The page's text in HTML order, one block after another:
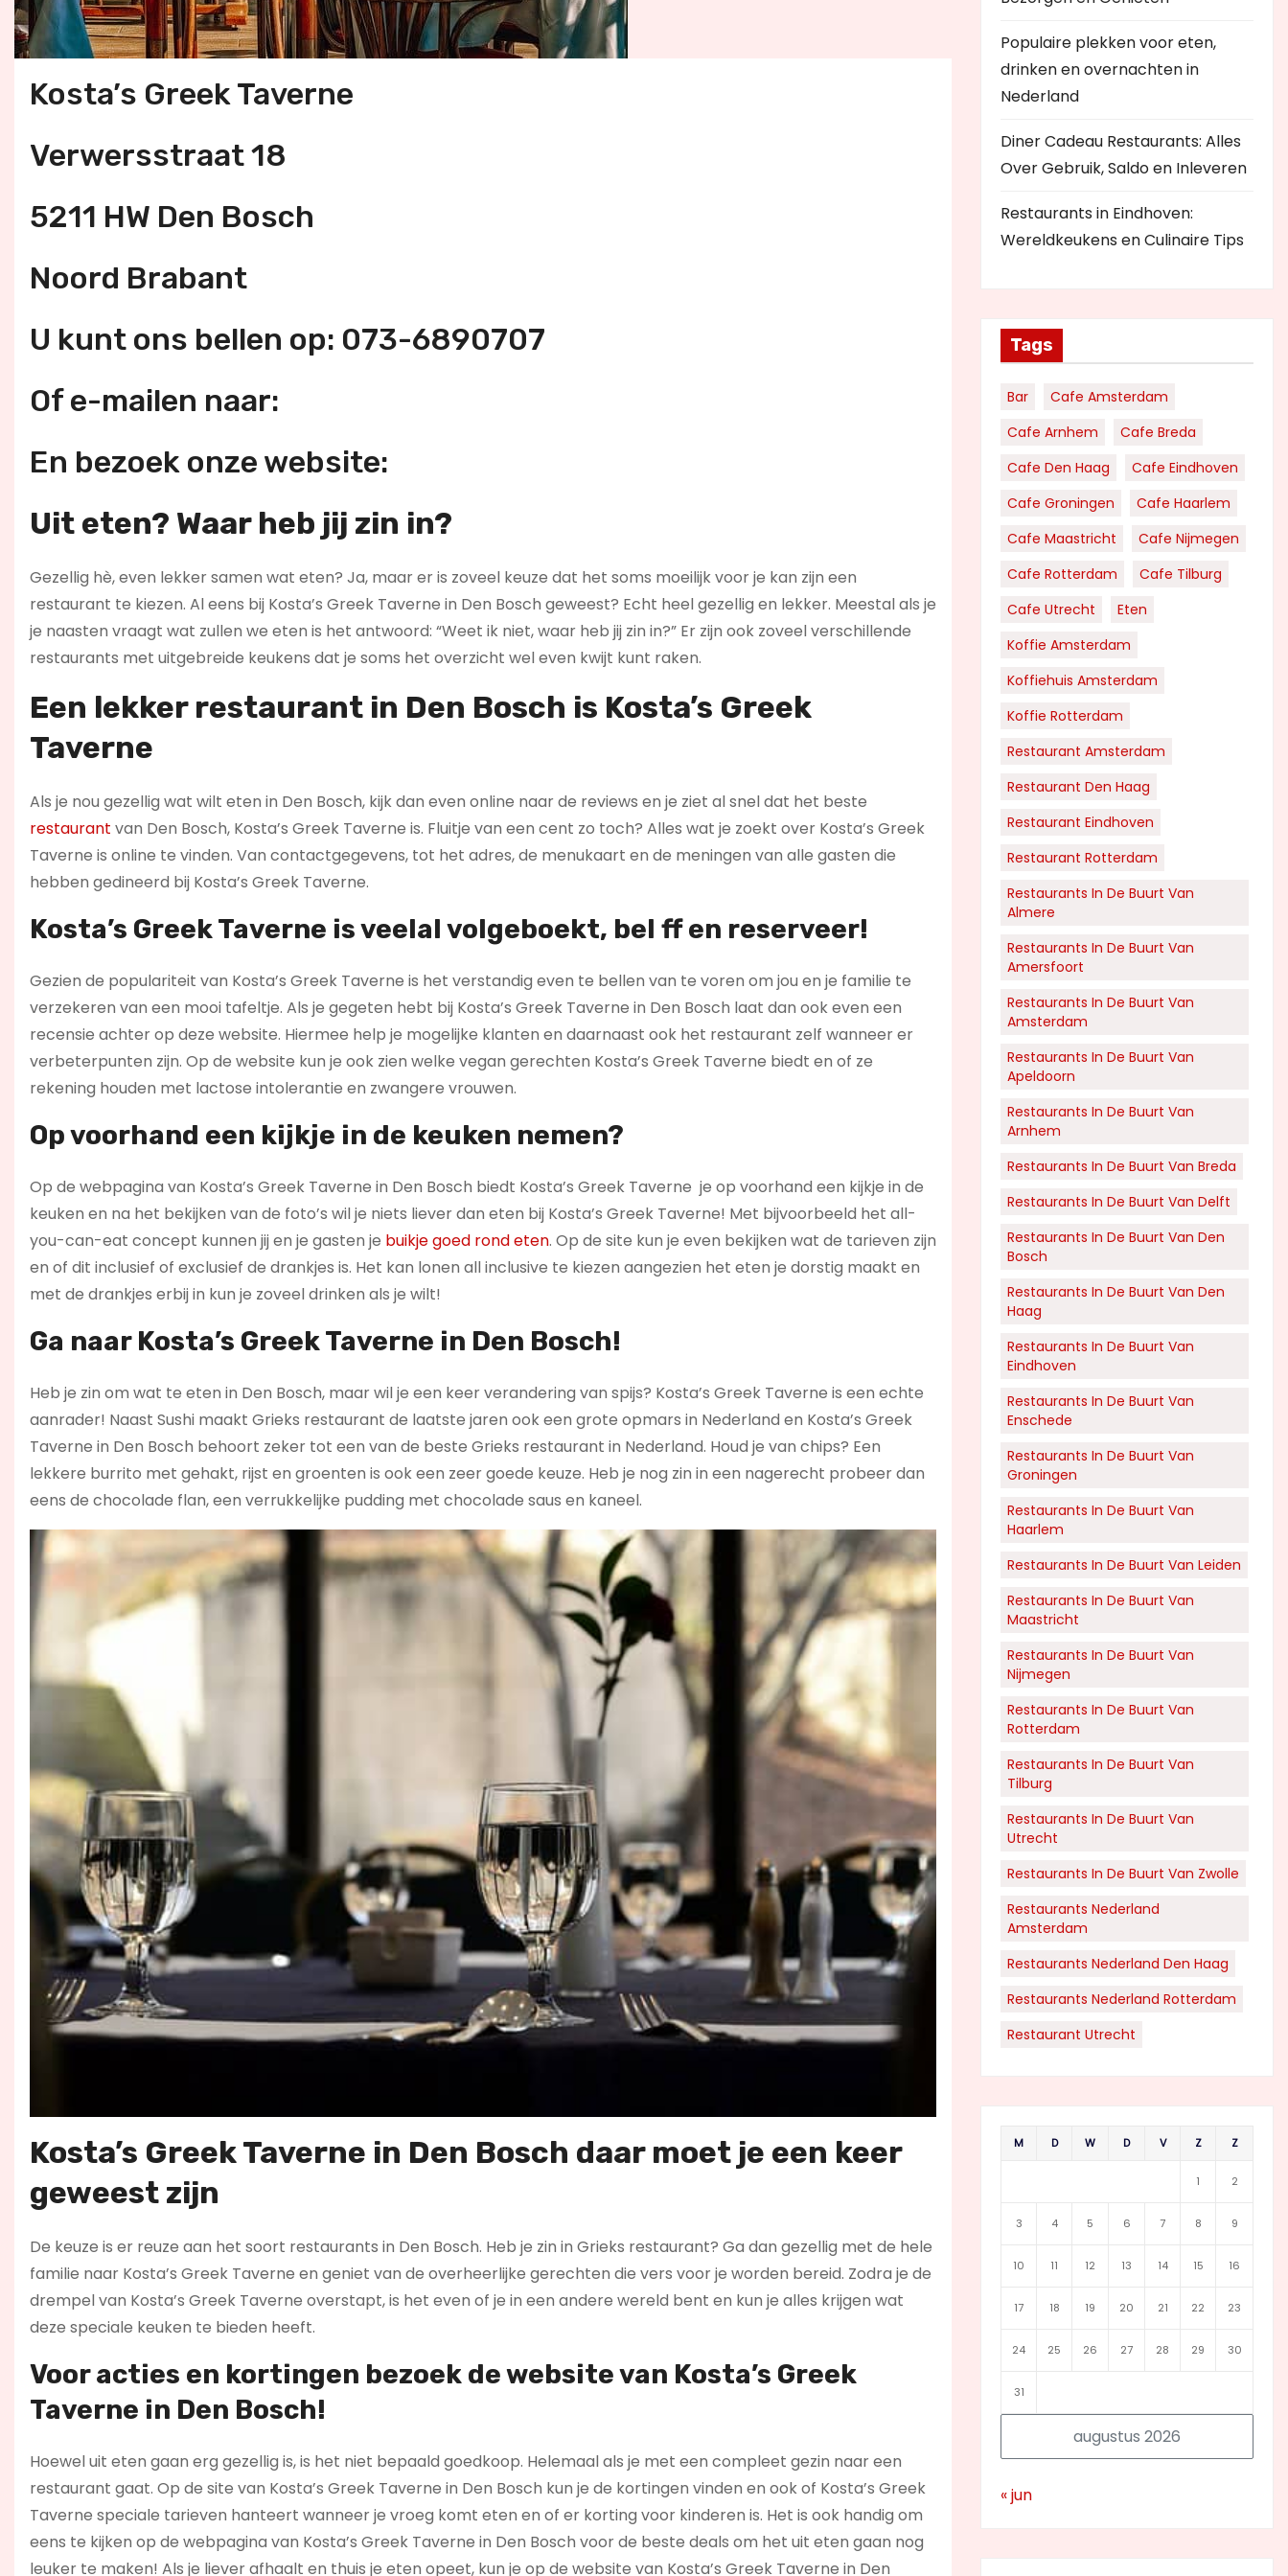
Kosta’s Greek Taverne
Verwersstraat 18
5211 HW Den Bosch
Noord Brabant
U kunt ons bellen op: 073-6890707
Of e-mailen naar:
En bezoek onze website:
Uit eten? Waar heb jij zin in?
Gezellig hè, even lekker samen wat eten? Ja, maar er is zoveel keuze dat het soms moeilijk voor je kan zijn een
restaurant te kiezen. Al eens bij Kosta’s Greek Taverne in Den Bosch geweest? Echt heel gezellig en lekker. Meestal als je
je naasten vraagt wat zullen we eten is het antwoord: “Weet ik niet, waar heb jij zin in?” Er zijn ook zoveel verschillende
restaurants met uitgebreide keukens dat je soms het overzicht wel even kwijt kunt raken.
Een lekker restaurant in Den Bosch is Kosta’s Greek
Taverne
Als je nou gezellig wat wilt eten in Den Bosch, kijk dan even online naar de reviews en je ziet al snel dat het beste
restaurant van Den Bosch, Kosta’s Greek Taverne is. Fluitje van een cent zo toch? Alles wat je zoekt over Kosta’s Greek
Taverne is online te vinden. Van contactgegevens, tot het adres, de menukaart en de meningen van alle gasten die
hebben gedineerd bij Kosta’s Greek Taverne.
Kosta’s Greek Taverne is veelal volgeboekt, bel ff en reserveer!
Gezien de populariteit van Kosta’s Greek Taverne is het verstandig even te bellen van te voren om jou en je familie te
verzekeren van een mooi tafeltje. Als je gegeten hebt bij Kosta’s Greek Taverne in Den Bosch laat dan ook even een
recensie achter op deze website. Hiermee help je mogelijke klanten en daarnaast ook het restaurant zelf wanneer er
verbeterpunten zijn. Op de website kun je ook zien welke vegan gerechten Kosta’s Greek Taverne biedt en of ze
rekening houden met lactose intolerantie en zwangere vrouwen.
Op voorhand een kijkje in de keuken nemen?
Op de webpagina van Kosta’s Greek Taverne in Den Bosch biedt Kosta’s Greek Taverne je op voorhand een kijkje in de
keuken en na het bekijken van de foto’s wil je niets liever dan eten bij Kosta’s Greek Taverne! Met bijvoorbeeld het all-
you-can-eat concept kunnen jij en je gasten je buikje goed rond eten. Op de site kun je even bekijken wat de tarieven zijn
en of dit inclusief of exclusief de drankjes is. Het kan lonen all inclusive te kiezen aangezien het eten je dorstig maakt en
met de drankjes erbij in kun je zoveel drinken als je wilt!
Ga naar Kosta’s Greek Taverne in Den Bosch!
Heb je zin om wat te eten in Den Bosch, maar wil je een keer verandering van spijs? Kosta’s Greek Taverne is een echte
aanrader! Naast Sushi maakt Grieks restaurant de laatste jaren ook een grote opmars in Nederland en Kosta’s Greek
Taverne in Den Bosch behoort zeker tot een van de beste Grieks restaurant in Nederland. Houd je van chips? Een
lekkere burrito met gehakt, rijst en groenten is ook een zeer goede keuze. Heb je nog zin in een nagerecht probeer dan
eens de chocolade flan, een verrukkelijke pudding met chocolade saus en kaneel.
Kosta’s Greek Taverne in Den Bosch daar moet je een keer
geweest zijn
De keuze is er reuze aan het soort restaurants in Den Bosch. Heb je zin in Grieks restaurant? Ga dan gezellig met de hele
familie naar Kosta’s Greek Taverne en geniet van de overheerlijke gerechten die vers voor je worden bereid. Zodra je de
drempel van Kosta’s Greek Taverne overstapt, is het even of je in een andere wereld bent en kun je alles krijgen wat
deze speciale keuken te bieden heeft.
Voor acties en kortingen bezoek de website van Kosta’s Greek
Taverne in Den Bosch!
Hoewel uit eten gaan erg gezellig is, is het niet bepaald goedkoop. Helemaal als je met een compleet gezin naar een
restaurant gaat. Op de site van Kosta’s Greek Taverne in Den Bosch kun je de kortingen vinden en ook of Kosta’s Greek
Taverne speciale tarieven hanteert wanneer je vroeg komt eten en of er korting voor kinderen is. Het is ook handig om
eens te kijken op de webpagina van Kosta’s Greek Taverne in Den Bosch voor de beste deals om het uit eten gaan nog
leuker te maken! Als je liever afhaalt en thuis je eten opeet, kun je op de website van Kosta’s Greek Taverne in Den
Populaire plekken voor eten,
drinken en overnachten in
Nederland
Diner Cadeau Restaurants: Alles
Over Gebruik, Saldo en Inleveren
Restaurants in Eindhoven:
Wereldkeukens en Culinaire Tips
Tags
Bar
Cafe Amsterdam
Cafe Arnhem
Cafe Breda
Cafe Den Haag
Cafe Eindhoven
Cafe Groningen
Cafe Haarlem
Cafe Maastricht
Cafe Nijmegen
Cafe Rotterdam
Cafe Tilburg
Cafe Utrecht
Eten
Koffie Amsterdam
Koffiehuis Amsterdam
Koffie Rotterdam
Restaurant Amsterdam
Restaurant Den Haag
Restaurant Eindhoven
Restaurant Rotterdam
Restaurants In De Buurt Van
Almere
Restaurants In De Buurt Van
Amersfoort
Restaurants In De Buurt Van
Amsterdam
Restaurants In De Buurt Van
Apeldoorn
Restaurants In De Buurt Van
Arnhem
Restaurants In De Buurt Van Breda
Restaurants In De Buurt Van Delft
Restaurants In De Buurt Van Den
Bosch
Restaurants In De Buurt Van Den
Haag
Restaurants In De Buurt Van
Eindhoven
Restaurants In De Buurt Van
Enschede
Restaurants In De Buurt Van
Groningen
Restaurants In De Buurt Van
Haarlem
Restaurants In De Buurt Van Leiden
Restaurants In De Buurt Van
Maastricht
Restaurants In De Buurt Van
Nijmegen
Restaurants In De Buurt Van
Rotterdam
Restaurants In De Buurt Van
Tilburg
Restaurants In De Buurt Van
Utrecht
Restaurants In De Buurt Van Zwolle
Restaurants Nederland
Amsterdam
Restaurants Nederland Den Haag
Restaurants Nederland Rotterdam
Restaurant Utrecht
augustus 2026
M D W D V Z Z
1 2
3 4 5 6 7 8 9
10 11 12 13 14 15 16
17 18 19 20 21 22 23
24 25 26 27 28 29 30
31
« jun